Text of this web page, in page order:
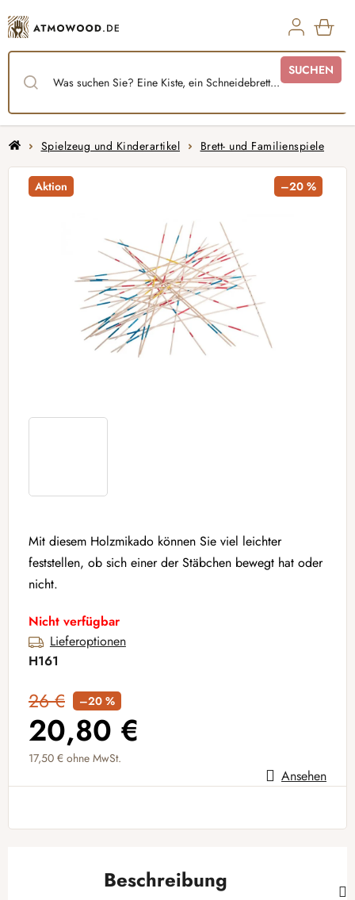
Inhalt
springen
SUCHEN
StartseiteSpielzeug und Kinderartikel Brett- und Familienspiele
Mit diesem Holzmikado können Sie viel leichter
feststellen, ob sich einer der Stäbchen bewegt hat oder
nicht.
Nicht verfügbar
Lieferoptionen
H161
26 € –20 %
20,80 €
17,50 € ohne MwSt.
Verkaufspreis: Ansehen
Aktion –20 %
Beschreibung